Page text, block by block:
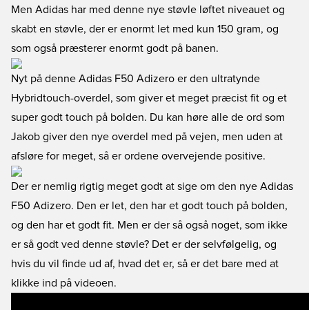
Men Adidas har med denne nye støvle løftet niveauet og
skabt en støvle, der er enormt let med kun 150 gram, og
som også præsterer enormt godt på banen.
Nyt på denne Adidas F50 Adizero er den ultratynde
Hybridtouch-overdel, som giver et meget præcist fit og et
super godt touch på bolden. Du kan høre alle de ord som
Jakob giver den nye overdel med på vejen, men uden at
afsløre for meget, så er ordene overvejende positive.
Der er nemlig rigtig meget godt at sige om den nye Adidas
F50 Adizero. Den er let, den har et godt touch på bolden,
og den har et godt fit. Men er der så også noget, som ikke
er så godt ved denne støvle? Det er der selvfølgelig, og
hvis du vil finde ud af, hvad det er, så er det bare med at
klikke ind på videoen.